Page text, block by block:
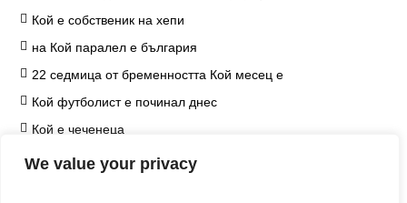
We value your privacy
Кой е собственик на хепи
на Кой паралел е българия
22 седмица от бременността Кой месец е
Кой футболист е починал днес
Кой е чеченеца
на Кой козметичен продукт чърчил не е наложил
ограничение